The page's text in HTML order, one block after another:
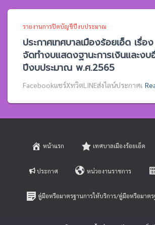
รายงานการปิดบัญชีปีงบประมาณ
ประกาศเทศบาลเมืองร้อยเอ็ด เรื่อ
จัดทำงบแสดงฐานะการเงินและงบ
ปีงบประมาณ พ.ศ.2565
Facebookแชร์XทวิตLINEส่งไลน์ประกาศเ
หน้าแรก เทศบาลเมืองร้อยเอ็ด
ประกาศ หน่วยงานราชการ
คู่มือหรือมาตรฐานการให้บริการ/คู่มือหรือมาต